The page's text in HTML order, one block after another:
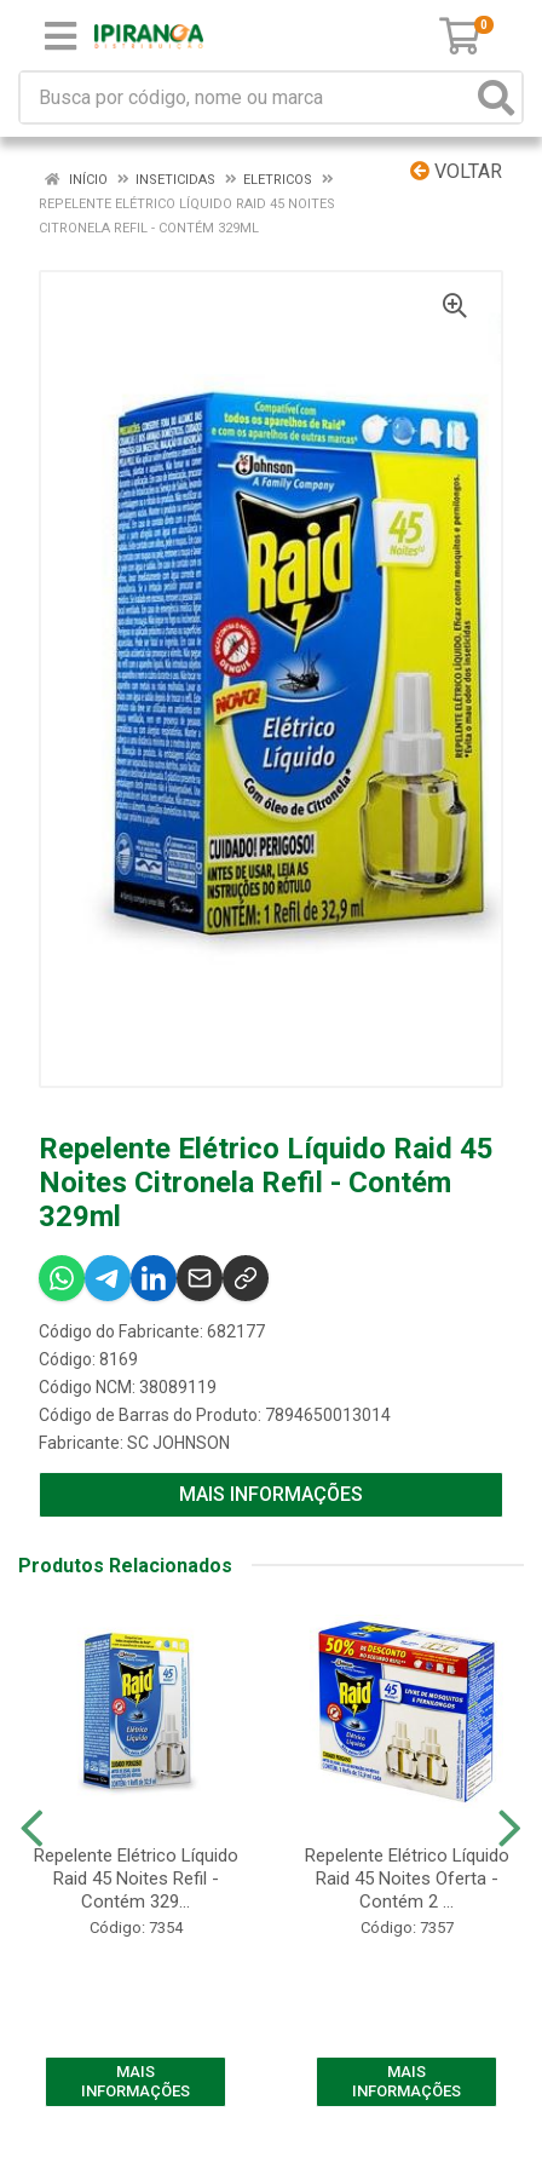
0
VOLTAR
INÍCIO INSETICIDAS
ELETRICOS
REPELENTE ELÉTRICO LÍQUIDO RAID 45 NOITES
CITRONELA REFIL - CONTÉM 329ML
Repelente Elétrico Líquido Raid 45
Noites Citronela Refil - Contém
329ml
Código do Fabricante: 682177
Código: 8169
Código NCM: 38089119
Código de Barras do Produto: 7894650013014
Fabricante: SC JOHNSON
MAIS INFORMAÇÕES
Produtos Relacionados
Repelente Elétrico Líquido
Raid 45 Noites Refil -
Contém 329...
Código: 7354
MAIS
INFORMAÇÕES
Repelente Elétrico Líquido
Raid 45 Noites Oferta -
Contém 2 ...
Código: 7357
MAIS
INFORMAÇÕES